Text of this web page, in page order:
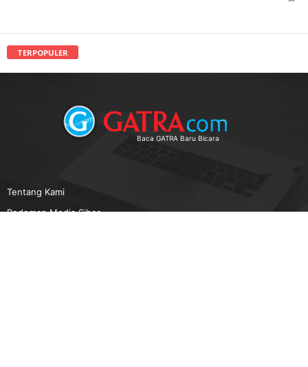
TERPOPULER
Baca GATRA Baru Bicara
Tentang Kami
Pedoman Media Siber